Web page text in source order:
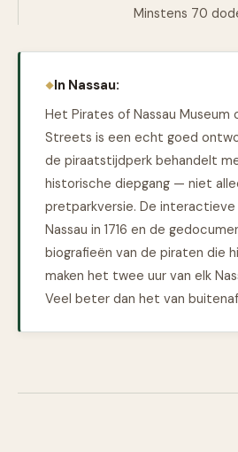
Minstens 70
In Nassau:
Het Pirates of Nassau Museum
Streets is een echt goed
de piraatstijdperk behandelt
historische diepgang — niet
pretparkversie. De interactieve
Nassau in 1716 en de
biografieën van de piraten die
maken het twee uur van elk
Veel beter dan het van